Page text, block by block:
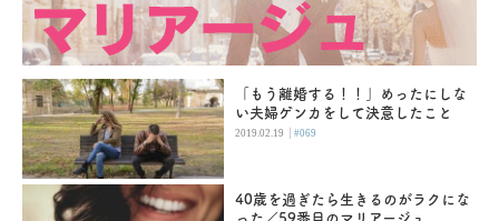
「もう離婚する！！」めったにしな
い夫婦ゲンカをして決意したこと
2019.02.19 |#069
40歳を過ぎたら生きるのがラクにな